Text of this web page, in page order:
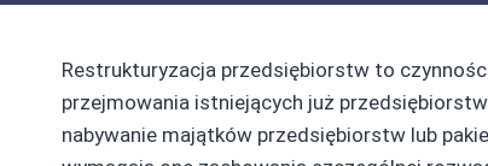
Restrukturyzacja przedsiębiorstw to
przejmowania istniejących już
nabywanie majątków przedsiębiorstw lub